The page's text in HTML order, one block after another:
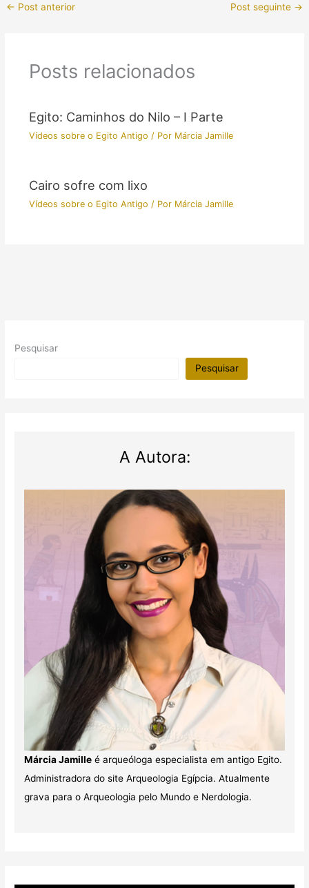
← Post anterior Post seguinte →
Posts relacionados
Egito: Caminhos do Nilo – I Parte
Vídeos sobre o Egito Antigo / Por Márcia Jamille
Cairo sofre com lixo
Vídeos sobre o Egito Antigo / Por Márcia Jamille
Pesquisar
Pesquisar
A Autora:
Márcia Jamilleé arqueóloga especialista em antigo Egito.
Administradora do site Arqueologia Egípcia. Atualmente
grava para o Arqueologia pelo Mundo e Nerdologia.